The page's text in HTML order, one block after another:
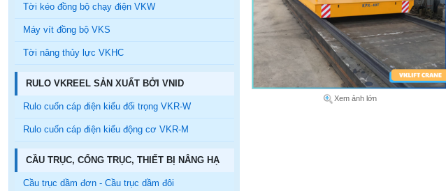
Tời kéo đồng bộ chạy điện VKW
Máy vít đồng bộ VKS
Tời nâng thủy lực VKHC
RULO VKREEL SẢN XUẤT BỞI VNID
Rulo cuốn cáp điện kiểu đối trọng VKR-W
Rulo cuốn cáp điện kiểu động cơ VKR-M
CẦU TRỤC, CỔNG TRỤC, THIẾT BỊ NÂNG HẠ
Cầu trục dầm đơn - Cầu trục dầm đôi
Xem ảnh lớn